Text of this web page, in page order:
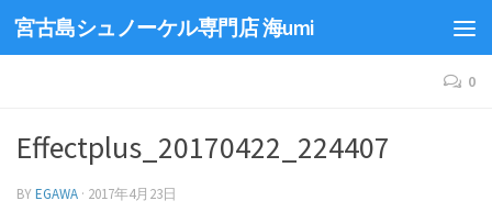
宮古島シュノーケル専門店 海umi
0
Effectplus_20170422_224407
BYEGAWA · 2017年4月23日